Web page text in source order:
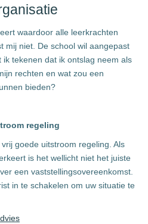
waardoor alle leerkrachten
mij niet. De school wil aangepast
tekenen dat ik ontslag neem als
rechten en wat zou een
bieden?
regeling
goede uitstroom regeling. Als
is het wellicht niet het juiste
een vaststellingsovereenkomst.
in te schakelen om uw situatie te